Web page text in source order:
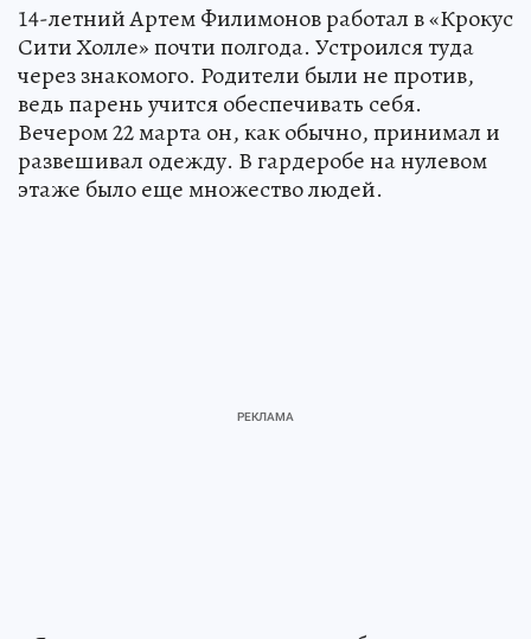
14-летний Артем Филимонов работал в «Крокус
Сити Холле» почти полгода. Устроился туда
через знакомого. Родители были не против,
ведь парень учится обеспечивать себя.
Вечером 22 марта он, как обычно, принимал и
развешивал одежду. В гардеробе на нулевом
этаже было еще множество людей.